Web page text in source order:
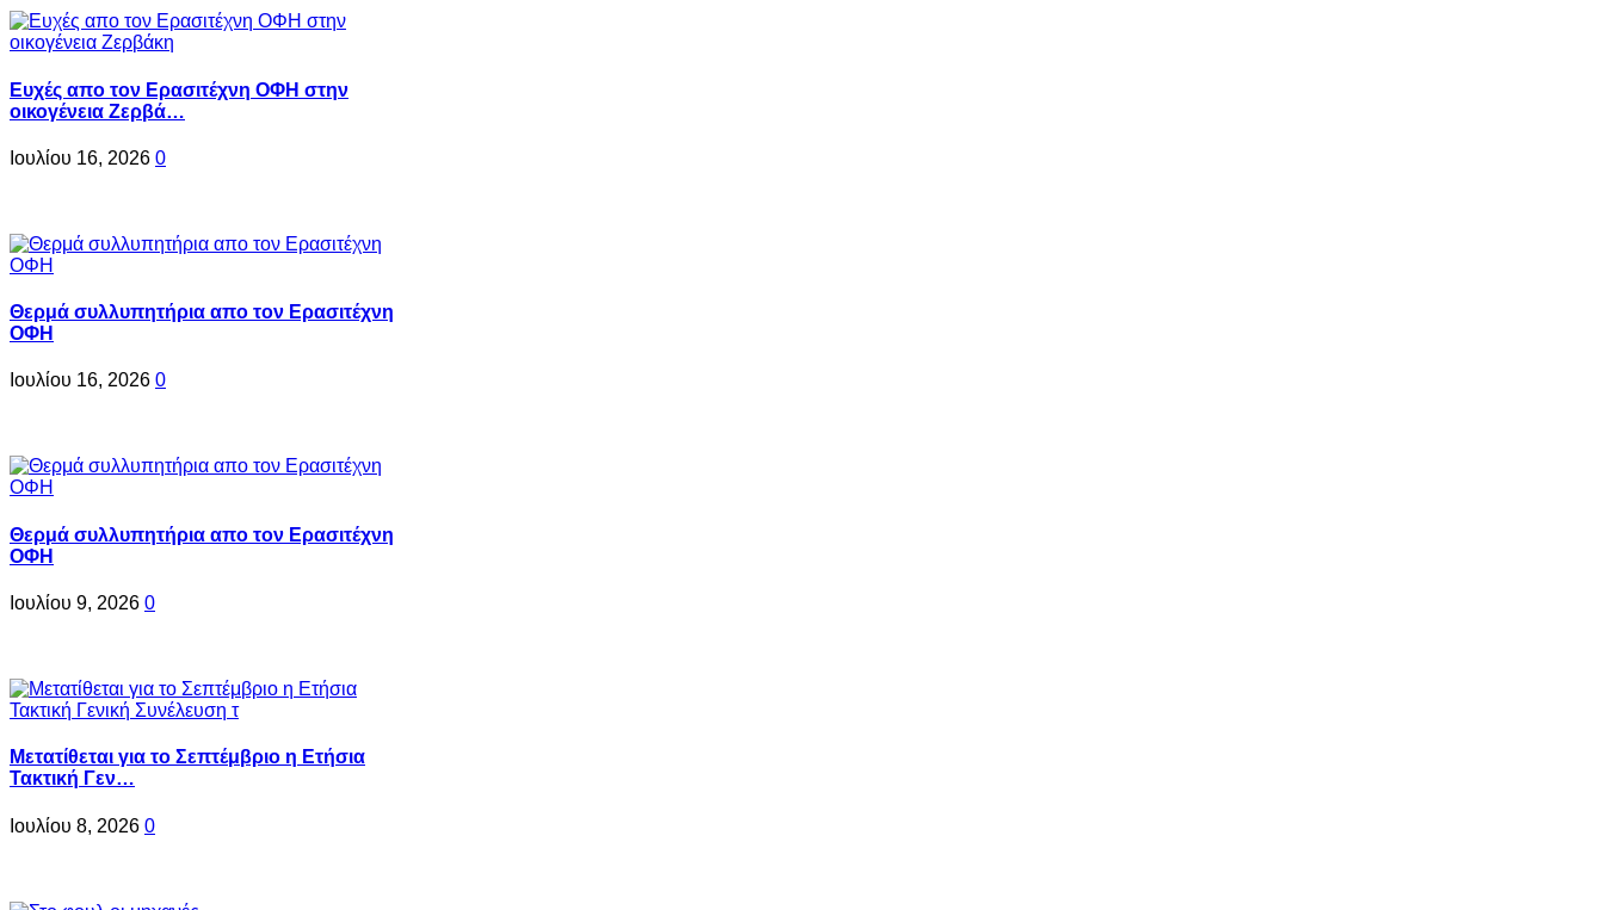
Ευχές απο τον Ερασιτέχνη ΟΦΗ στην
οικογένεια Ζερβά…
Ιουλίου 16, 2026 0
Θερμά συλλυπητήρια απο τον Ερασιτέχνη
ΟΦΗ
Ιουλίου 16, 2026 0
Θερμά συλλυπητήρια απο τον Ερασιτέχνη
ΟΦΗ
Ιουλίου 9, 2026 0
Μετατίθεται για το Σεπτέμβριο η Ετήσια
Τακτική Γεν…
Ιουλίου 8, 2026 0